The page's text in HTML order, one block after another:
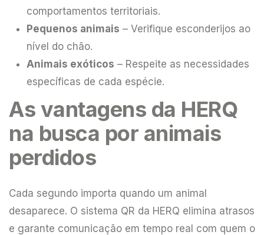
comportamentos territoriais.
Pequenos animais – Verifique esconderijos ao
nível do chão.
Animais exóticos – Respeite as necessidades
específicas de cada espécie.
As vantagens da HERQ
na busca por animais
perdidos
Cada segundo importa quando um animal
desaparece. O sistema QR da HERQ elimina atrasos
e garante comunicação em tempo real com quem o